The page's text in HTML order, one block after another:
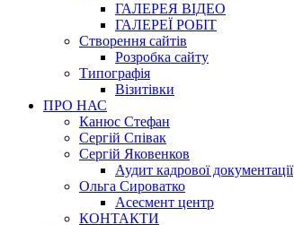
ГАЛЕРЕЯ ВІДЕО
ГАЛЕРЕЇ РОБІТ
Створення сайтів
Розробка сайту
Типографія
Візитівки
ПРО НАС
Канюс Стефан
Сергій Співак
Сергій Яковенков
Аудит кадрової документації
Ольга Сироватко
Асесмент центр
КОНТАКТИ